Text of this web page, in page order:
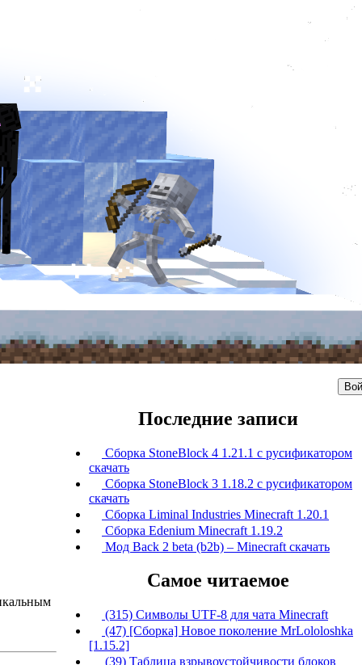
Последние записи
Сборка StoneBlock 4 1.21.1 с русификатором
скачать
Сборка StoneBlock 3 1.18.2 с русификатором
скачать
Сборка Liminal Industries Minecraft 1.20.1
Сборка Edenium Minecraft 1.19.2
Мод Back 2 beta (b2b) – Minecraft скачать
Самое читаемое
(315) Символы UTF-8 для чата Minecraft
(47) [Сборка] Новое поколение MrLololoshka
[1.15.2]
(39) Таблица взрывоустойчивости блоков